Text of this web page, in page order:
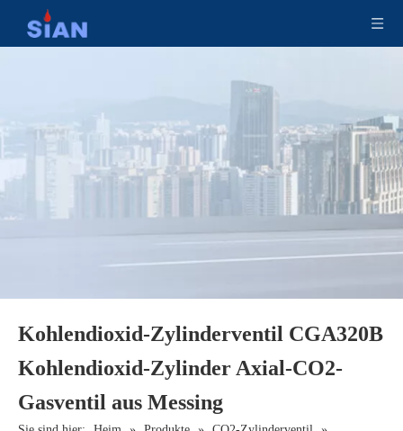
Kohlendioxid-Zylinderventil CGA320B
Kohlendioxid-Zylinder Axial-CO2-
Gasventil aus Messing